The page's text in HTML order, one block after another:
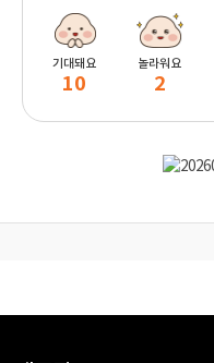
기대돼요
10
놀라워요
2